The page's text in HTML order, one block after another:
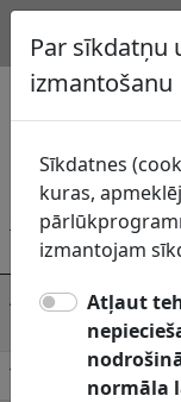
Topogrāfija.lv
Garkalnes
Pastāvēja no
GEO:REG, SIA (visi
pagasti)
Adrese
Telefons
Par sīkdatņu
izmantošanu
Sīkdatnes
kuras,
izmantojam
Atļaut
normāla